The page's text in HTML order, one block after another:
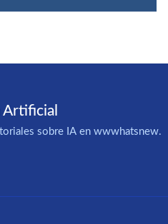
sobre IA en wwwhatsnew.